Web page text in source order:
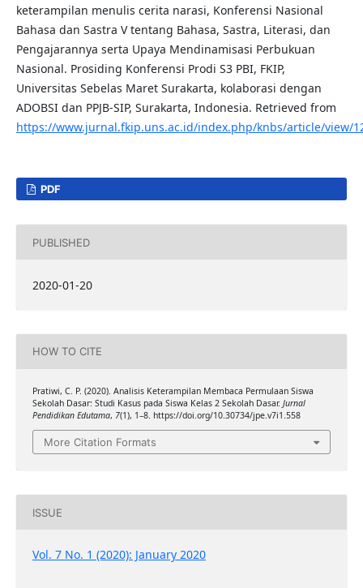
keterampilan menulis cerita narasi, Konferensi Nasional
Bahasa dan Sastra V tentang Bahasa, Sastra, Literasi, dan
Pengajarannya serta Upaya Mendinamisasi Perbukuan
Nasional. Prosiding Konferensi Prodi S3 PBI, FKIP,
Universitas Sebelas Maret Surakarta, kolaborasi dengan
ADOBSI dan PPJB-SIP, Surakarta, Indonesia. Retrieved from
https://www.jurnal.fkip.uns.ac.id/index.php/knbs/article/view/
PDF
PUBLISHED
2020-01-20
HOW TO CITE
Pratiwi, C. P. (2020). Analisis Keterampilan Membaca Permulaan Siswa
Sekolah Dasar: Studi Kasus pada Siswa Kelas 2 Sekolah Dasar. Jurnal
Pendidikan Edutama, 7(1), 1–8. https://doi.org/10.30734/jpe.v7i1.558
More Citation Formats
ISSUE
Vol. 7 No. 1 (2020): January 2020